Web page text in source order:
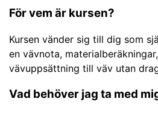
För vem är kursen?
Kursen vänder sig till dig som
en vävnota,
vävuppsättning till väv utan
Vad behöver jag ta med